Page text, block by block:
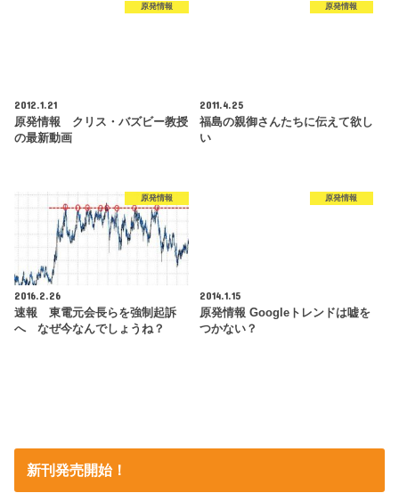
原発情報
2012.1.21
原発情報 クリス・バズビー教授
の最新動画
原発情報
2011.4.25
福島の親御さんたちに伝えて欲し
い
原発情報
2016.2.26
速報 東電元会長らを強制起訴
へ なぜ今なんでしょうね？
原発情報
2014.1.15
原発情報 Googleトレンドは嘘を
つかない？
新刊発売開始！